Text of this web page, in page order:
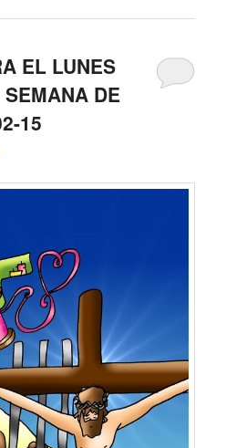
EL LUNES
DE
15